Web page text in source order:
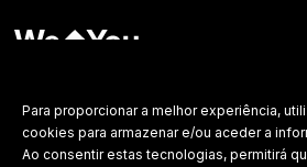
Para proporcionar a melhor experiência,
cookies para armazenar e/ou aceder a
Ao consentir estas tecnologias, permitirá
©2026 Todos os direitos reservados.
Política de Privacidade